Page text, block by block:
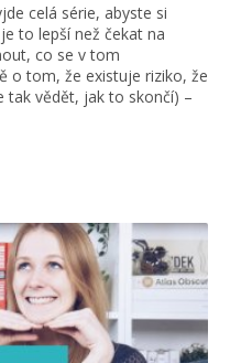
celá série, abyste si
to lepší než čekat na
co se v tom
o tom, že existuje riziko, že
tak vědět, jak to skončí) –